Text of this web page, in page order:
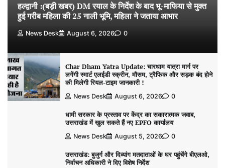
हल्द्वानी :(बड़ी खबर) DM रयाल के निर्देश के बाद भू-माफिया से मुक्त
हुई गरीब महिला की 25 नाली भूमि, महिला ने जताया आभार
News Desk August 6, 2026 0
Char Dham Yatra Update: चारधाम यात्रा मार्ग पर
लगेंगी स्मार्ट एलईडी स्क्रीन, मौसम, ट्रैफिक और सड़क बंद होने
की मिलेगी रियल-टाइम जानकारी !
News Desk August 6, 2026 0
धामी सरकार के प्रस्ताव पर केंद्र का सकारात्मक जवाब,
उत्तराखंड में खुल सकते हैं नए EPFO कार्यालय
News Desk August 5, 2026 0
उत्तराखंड: बुजुर्ग और दिव्यांग मतदाताओं के घर पहुंचेंगे बीएलओ,
निर्वाचन अधिकारी ने दिए विशेष निर्देश